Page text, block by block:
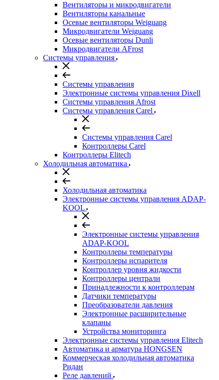
Вентиляторы и микродвигатели
Вентиляторы канальные
Осевые вентиляторы Weiguang
Микродвигатели Weiguang
Осевые вентиляторы Dunli
Микродвигатели AFrost
Системы управления
Системы управления
Электронные системы управления Dixell
Системы управления Afrost
Системы управления Carel
Системы управления Carel
Контроллеры Carel
Контроллеры Elitech
Холодильная автоматика
Холодильная автоматика
Электронные системы управления ADAP-
KOOL
Электронные системы управления
ADAP-KOOL
Контроллеры температуры
Контроллеры испарителя
Контроллер уровня жидкости
Контроллеры централи
Принадлежности к контроллерам
Датчики температуры
Преобразователи давления
Электронные расширительные
клапаны
Устройства мониторинга
Электронные системы управления Elitech
Автоматика и арматура HONGSEN
Коммерческая холодильная автоматика
Ридан
Реле давлений